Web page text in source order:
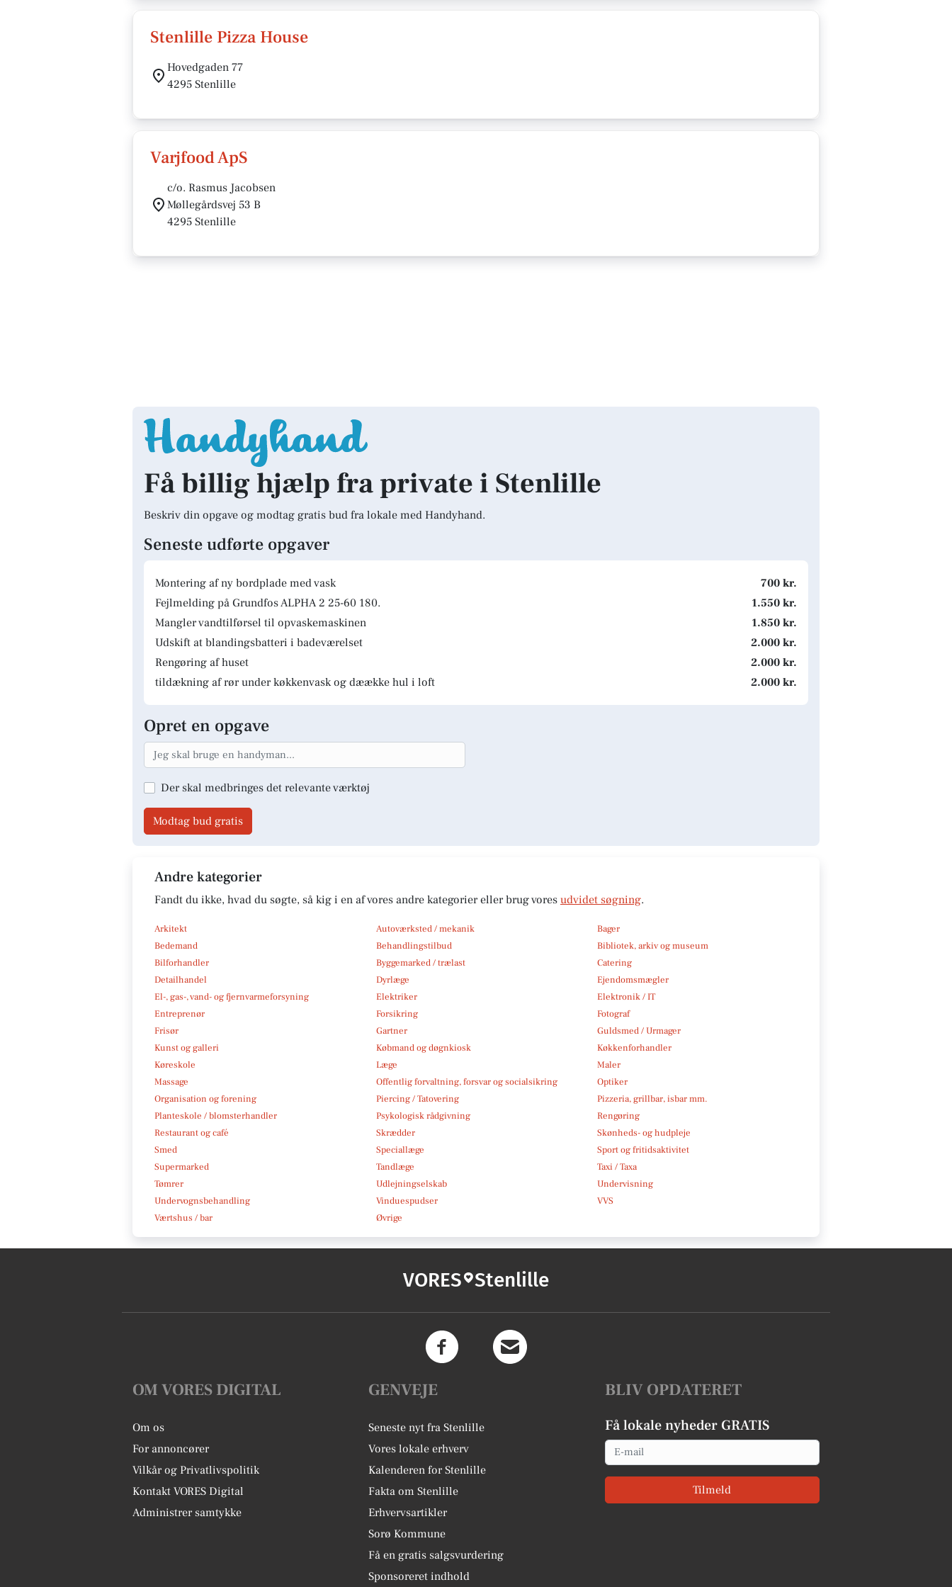
Stenlille Pizza House
Hovedgaden 77
4295 Stenlille
Varjfood ApS
c/o. Rasmus Jacobsen
Møllegårdsvej 53 B
4295 Stenlille
Få billig hjælp fra private i Stenlille
Beskriv din opgave og modtag gratis bud fra lokale med Handyhand.
Seneste udførte opgaver
Montering af ny bordplade med vask
700 kr.
Fejlmelding på Grundfos ALPHA 2 25-60 180.
1.550 kr.
Mangler vandtilførsel til opvaskemaskinen
1.850 kr.
Udskift at blandingsbatteri i badeværelset
2.000 kr.
Rengøring af huset
2.000 kr.
tildækning af rør under køkkenvask og dæække hul i loft
2.000 kr.
Opret en opgave
Der skal medbringes det relevante værktøj
Modtag bud gratis
Andre kategorier
Fandt du ikke, hvad du søgte, så kig i en af vores andre kategorier eller brug vores udvidet søgning.
Arkitekt Autoværksted / mekanik
Bager
Bedemand
Behandlingstilbud
Bibliotek, arkiv og museum
Bilforhandler
Byggemarked / trælast
Catering
Detailhandel
Dyrlæge
Ejendomsmægler
El-, gas-, vand- og fjernvarmeforsyning
Elektriker
Elektronik / IT
Entreprenør
Forsikring
Fotograf
Frisør
Gartner
Guldsmed / Urmager
Kunst og galleri
Købmand og døgnkiosk
Køkkenforhandler
Køreskole
Læge
Maler
Massage
Offentlig forvaltning, forsvar og socialsikring
Optiker
Organisation og forening
Piercing / Tatovering
Pizzeria, grillbar, isbar mm.
Planteskole / blomsterhandler
Psykologisk rådgivning
Rengøring
Restaurant og café
Skrædder
Skønheds- og hudpleje
Smed
Speciallæge
Sport og fritidsaktivitet
Supermarked
Tandlæge
Taxi / Taxa
Tømrer
Udlejningselskab
Undervisning
Undervognsbehandling
Vinduespudser
VVS
Værtshus / bar
Øvrige
VORES Stenlille
OM VORES DIGITAL
Om os
For annoncører
Vilkår og Privatlivspolitik
Kontakt VORES Digital
Administrer samtykke
GENVEJE
Seneste nyt fra Stenlille
Vores lokale erhverv
Kalenderen for Stenlille
Fakta om Stenlille
Erhvervsartikler
Sorø Kommune
Få en gratis salgsvurdering
Sponsoreret indhold
BLIV OPDATERET
Få lokale nyheder GRATIS
Email
Tilmeld